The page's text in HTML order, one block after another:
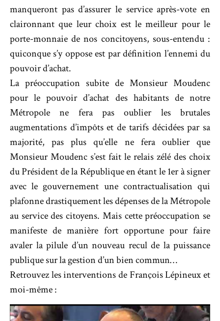
manqueront pas d’assurer le service après-vote en
claironnant que leur choix est le meilleur pour le
porte-monnaie de nos concitoyens, sous-entendu :
quiconque s’y oppose est par définition l’ennemi du
pouvoir d’achat.
La préoccupation subite de Monsieur Moudenc
pour le pouvoir d’achat des habitants de notre
Métropole ne fera pas oublier les brutales
augmentations d’impôts et de tarifs décidées par sa
majorité, pas plus qu’elle ne fera oublier que
Monsieur Moudenc s’est fait le relais zélé des choix
du Président de la République en étant le 1er à signer
avec le gouvernement une contractualisation qui
plafonne drastiquement les dépenses de la Métropole
au service des citoyens. Mais cette préoccupation se
manifeste de manière fort opportune pour faire
avaler la pilule d’un nouveau recul de la puissance
publique sur la gestion d’un bien commun…
Retrouvez les interventions de François Lépineux et
moi-même :